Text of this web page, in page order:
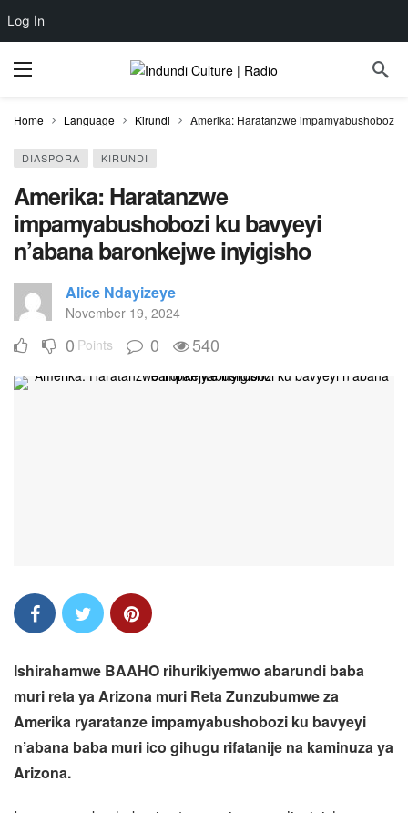
Log In
Home Language Kirundi Amerika: Haratanzwe impamyabushobozi
DIASPORA KIRUNDI
Amerika: Haratanzwe
impamyabushobozi ku bavyeyi
n’abana baronkejwe inyigisho
Alice Ndayizeye
November 19, 2024
0 Points 0 540
Ishirahamwe BAAHO rihurikiyemwo abarundi baba
muri reta ya Arizona muri Reta Zunzubumwe za
Amerika ryaratanze impamyabushobozi ku bavyeyi
n’abana baba muri ico gihugu rifatanije na kaminuza ya
Arizona.